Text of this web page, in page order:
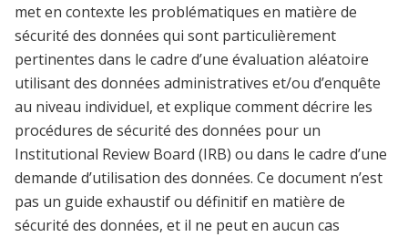
met en contexte les problématiques en matière de
sécurité des données qui sont particulièrement
pertinentes dans le cadre d’une évaluation aléatoire
utilisant des données administratives et/ou d’enquête
au niveau individuel, et explique comment décrire les
procédures de sécurité des données pour un
Institutional Review Board (IRB) ou dans le cadre d’une
demande d’utilisation des données. Ce document n’est
pas un guide exhaustif ou définitif en matière de
sécurité des données, et il ne peut en aucun cas